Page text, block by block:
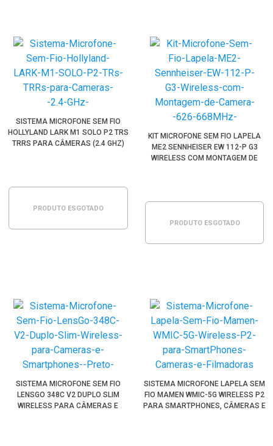
SISTEMA MICROFONE SEM FIO
HOLLYLAND LARK M1 SOLO P2 TRS
TRRS PARA CÂMERAS (2.4 GHZ)
PRODUTO ESGOTADO
KIT MICROFONE SEM FIO LAPELA
ME2 SENNHEISER EW 112-P G3
WIRELESS COM MONTAGEM DE
PRODUTO ESGOTADO
SISTEMA MICROFONE SEM FIO
LENSGO 348C V2 DUPLO SLIM
WIRELESS PARA CÂMERAS E
SISTEMA MICROFONE LAPELA SEM
FIO MAMEN WMIC-5G WIRELESS P2
PARA SMARTPHONES, CÂMERAS E